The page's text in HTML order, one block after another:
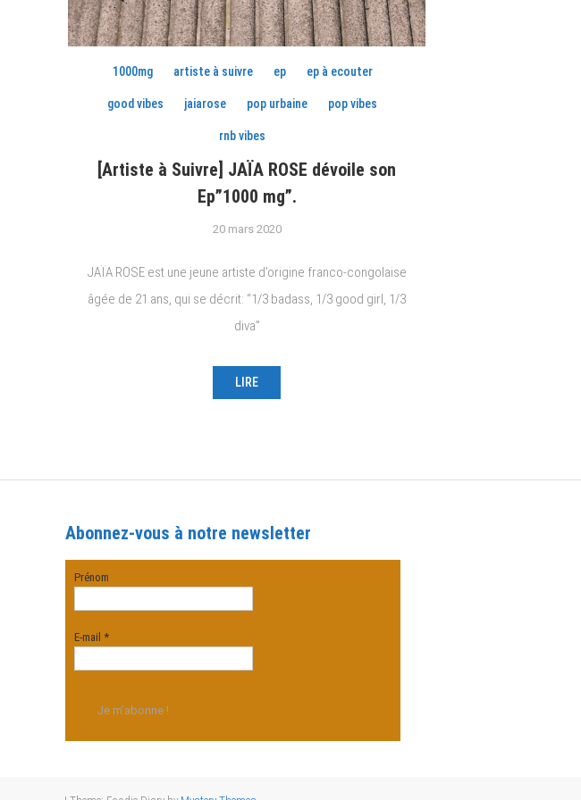
1000mg artiste à suivre ep ep à ecouter
good vibes jaiarose pop urbaine pop vibes
rnb vibes
[Artiste à Suivre] JAÏA ROSE dévoile son
Ep”1000 mg”.
20 mars 2020
JAÏA ROSE est une jeune artiste d’origine franco-congolaise
âgée de 21 ans, qui se décrit: “1/3 badass, 1/3 good girl, 1/3
diva”
LIRE
Abonnez-vous à notre newsletter
Prénom
E-mail *